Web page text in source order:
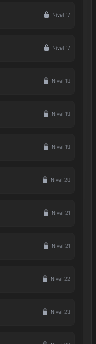
Nivel 17
Nivel 17
Nivel 18
Nivel 19
Nivel 19
Nivel 20
Nivel 21
Nivel 21
Nivel 22
Nivel 23